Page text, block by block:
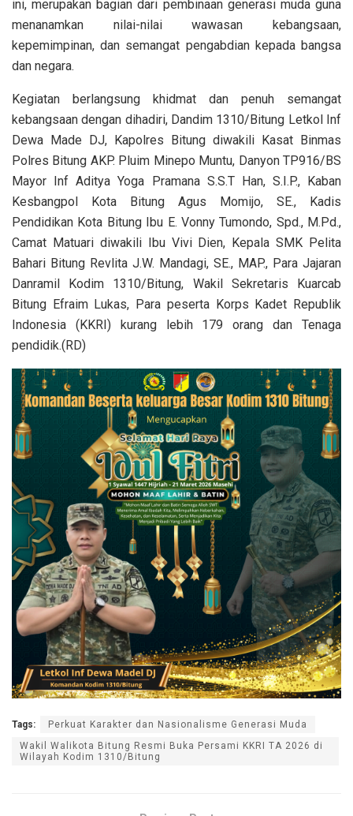
ini, merupakan bagian dari pembinaan generasi muda guna
menanamkan nilai-nilai wawasan kebangsaan,
kepemimpinan, dan semangat pengabdian kepada bangsa
dan negara.
Kegiatan berlangsung khidmat dan penuh semangat
kebangsaan dengan dihadiri, Dandim 1310/Bitung Letkol Inf
Dewa Made DJ, Kapolres Bitung diwakili Kasat Binmas
Polres Bitung AKP. Pluim Minepo Muntu, Danyon TP916/BS
Mayor Inf Aditya Yoga Pramana S.S.T Han, S.I.P., Kaban
Kesbangpol Kota Bitung Agus Momijo, SE., Kadis
Pendidikan Kota Bitung Ibu E. Vonny Tumondo, Spd., M.Pd.,
Camat Matuari diwakili Ibu Vivi Dien, Kepala SMK Pelita
Bahari Bitung Revlita J.W. Mandagi, SE., MAP., Para Jajaran
Danramil Kodim 1310/Bitung, Wakil Sekretaris Kuarcab
Bitung Efraim Lukas, Para peserta Korps Kadet Republik
Indonesia (KKRI) kurang lebih 179 orang dan Tenaga
pendidik.(RD)
Tags:
Perkuat Karakter dan Nasionalisme Generasi Muda
Wakil Walikota Bitung Resmi Buka Persami KKRI TA 2026 di
Wilayah Kodim 1310/Bitung